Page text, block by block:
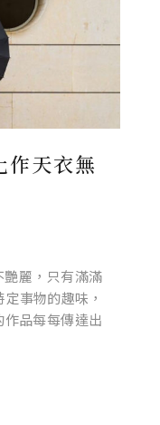
作天衣無
麗，只有滿滿
事物的趣味，
品每每傳達出